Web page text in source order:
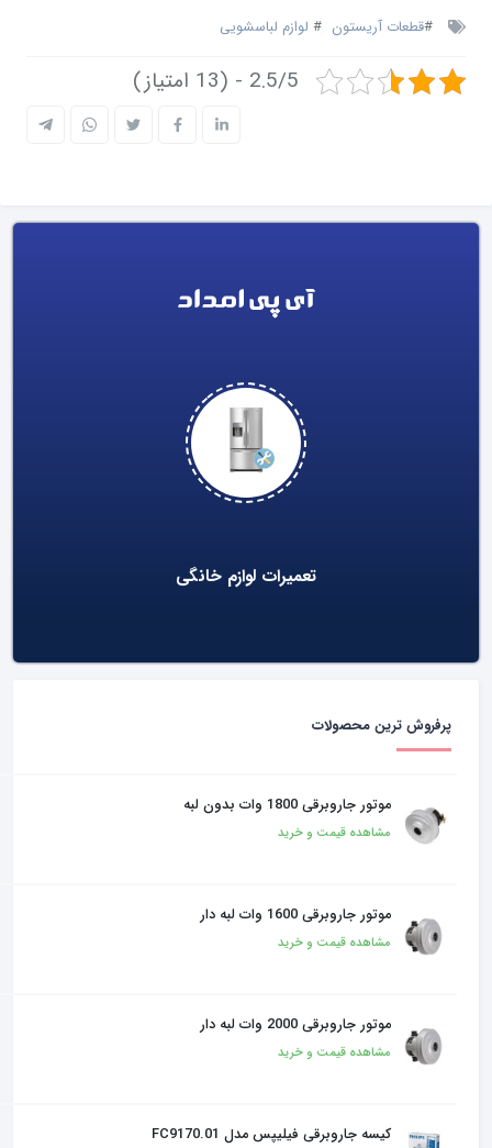
تعمیرات لوازم خانگی
پرفروش ترین محصولات
موتور جاروبرقی 1800 وات بدون لبه
مشاهده قیمت و خرید
موتور جاروبرقی 1600 وات لبه دار
مشاهده قیمت و خرید
موتور جاروبرقی 2000 وات لبه دار
مشاهده قیمت و خرید
کیسه جاروبرقی فیلیپس مدل FC9170.01
#قطعات آریستون # لوازم لباسشویی
2.5/5 - (13 امتیاز)